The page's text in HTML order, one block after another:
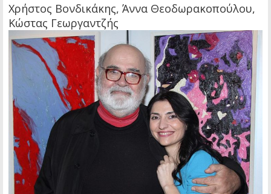
Χρήστος Βονδικάκης, Άννα Θεοδωρακοπούλου,
Κώστας Γεωργαντζής